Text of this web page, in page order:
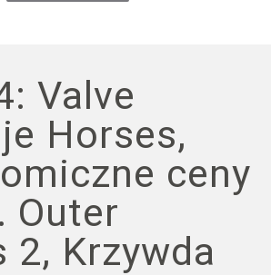
Valve
Horses,
ceny
Outer
2, Krzywda